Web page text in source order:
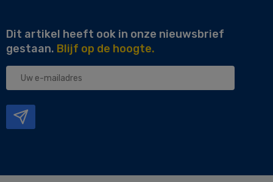
Dit artikel heeft ook in onze nieuwsbrief
gestaan. Blijf op de hoogte.
Uw